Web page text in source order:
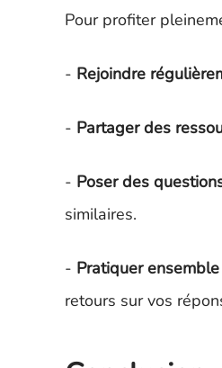
Pour profiter
- Rejoindre
- Partager des
- Poser des
similaires.
- Pratiquer ensemble
retours sur vos